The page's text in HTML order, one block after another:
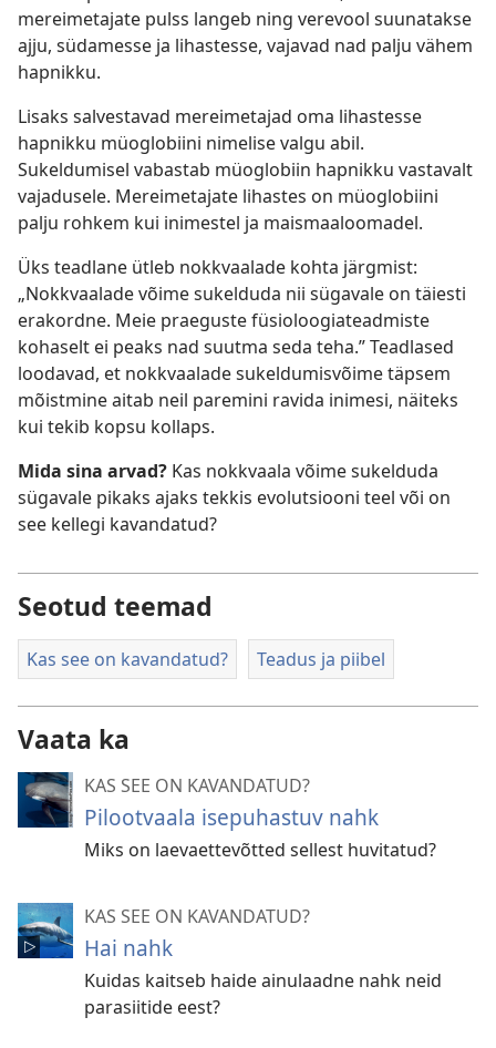
mereimetajate pulss langeb ning verevool suunatakse
ajju, südamesse ja lihastesse, vajavad nad palju vähem
hapnikku.
Lisaks salvestavad mereimetajad oma lihastesse
hapnikku müoglobiini nimelise valgu abil.
Sukeldumisel vabastab müoglobiin hapnikku vastavalt
vajadusele. Mereimetajate lihastes on müoglobiini
palju rohkem kui inimestel ja maismaaloomadel.
Üks teadlane ütleb nokkvaalade kohta järgmist:
„Nokkvaalade võime sukelduda nii sügavale on täiesti
erakordne. Meie praeguste füsioloogiateadmiste
kohaselt ei peaks nad suutma seda teha.” Teadlased
loodavad, et nokkvaalade sukeldumisvõime täpsem
mõistmine aitab neil paremini ravida inimesi, näiteks
kui tekib kopsu kollaps.
Mida sina arvad? Kas nokkvaala võime sukelduda
sügavale pikaks ajaks tekkis evolutsiooni teel või on
see kellegi kavandatud?
Seotud teemad
Kas see on kavandatud? Teadus ja piibel
Vaata ka
KAS SEE ON KAVANDATUD?
Pilootvaala isepuhastuv nahk
Miks on laevaettevõtted sellest huvitatud?
KAS SEE ON KAVANDATUD?
Hai nahk
Kuidas kaitseb haide ainulaadne nahk neid
parasiitide eest?